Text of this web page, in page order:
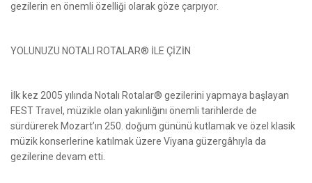
gezilerin en önemli özelliği olarak göze çarpıyor.
YOLUNUZU NOTALI ROTALAR® İLE ÇİZİN
İlk kez 2005 yılında Notalı Rotalar® gezilerini yapmaya başlayan
FEST Travel, müzikle olan yakınlığını önemli tarihlerde de
sürdürerek Mozart’ın 250. doğum gününü kutlamak ve özel klasik
müzik konserlerine katılmak üzere Viyana güzergâhıyla da
gezilerine devam etti.